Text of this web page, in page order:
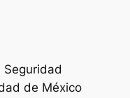
Seguridad
de México